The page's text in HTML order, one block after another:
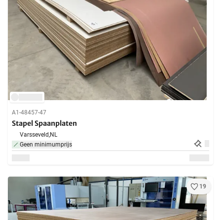
A1-48457-47
Stapel Spaanplaten
Varsseveld,NL
Geen minimumprijs
19